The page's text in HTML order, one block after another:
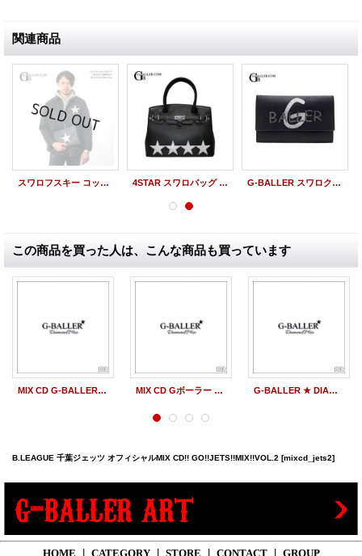
関連商品
スワロフスキー コットンツイル グランド ジャケット アウター 4STAR スワロバッグ 本革レザー G-BALLER スワロクラッチ
この商品を買った人は、こんな商品も買っています
MIX CD G-BALLER ★ DIAMOND MIX Mixed By DJ TAKA MIX CD Gボーラー ★ DIAMOND MIX Mixed By DJ TAKA G-BALLER ★ DIAMOND MIX CD Mixed By DJ TAKA
B.LEAGUE 千葉ジェッツ オフィシャルMIX CD!! GO!!JETS!!MIX!!VOL.2 [mixcd_jets2]
HOME CATEGORY STORE CONTACT GROUP